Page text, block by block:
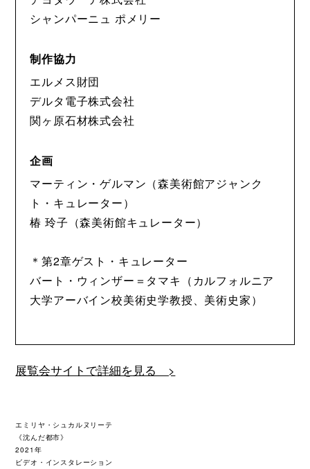
シャンパーニュ ポメリー
制作協力
エルメス財団
デルタ電子株式会社
関ヶ原石材株式会社
企画
マーティン・ゲルマン（森美術館アジャンク
ト・キュレーター）
椿 玲子（森美術館キュレーター）
＊第2章ゲスト・キュレーター
バート・ウィンザー＝タマキ（カルフォルニア
大学アーバイン校美術史学教授、美術史家）
展覧会サイトで詳細を見る >
エミリヤ・シュカルヌリーテ
《沈んだ都市》
2021年
ビデオ・インスタレーション